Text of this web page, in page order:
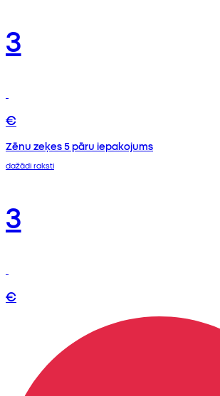
3
€
Zēnu zeķes 5 pāru iepakojums
dažādi raksti
3
€